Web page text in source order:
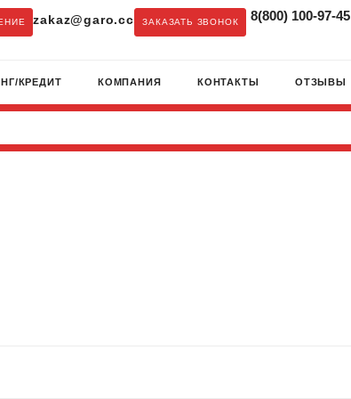
zakaz@garo.cc ЗАКАЗАТЬ ЗВОНОК 8(800) 100-97-45
КРЕДИТ КОМПАНИЯ КОНТАКТЫ ОТЗЫВЫ